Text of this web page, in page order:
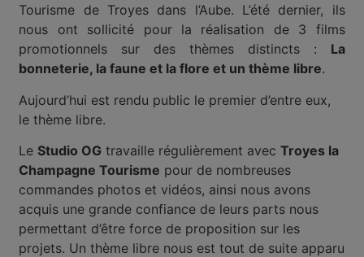
Tourisme de Troyes dans l’Aube. L’été dernier, ils
nous ont sollicité pour la réalisation de 3 films
promotionnels sur des thèmes distincts : La
bonneterie, la faune et la flore et un thème libre.
Aujourd’hui est rendu public le premier d’entre eux,
le thème libre.
Le Studio OG travaille régulièrement avecTroyes la
Champagne Tourisme pour de nombreuses
commandes photos et vidéos, ainsi nous avons
acquis une grande confiance de leurs parts nous
permettant d’être force de proposition sur les
projets. Un thème libre nous est tout de suite apparu